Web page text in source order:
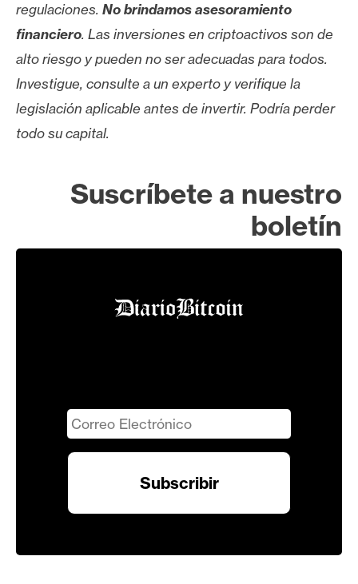
regulaciones. No brindamos asesoramiento
financiero. Las inversiones en criptoactivos son de
alto riesgo y pueden no ser adecuadas para todos.
Investigue, consulte a un experto y verifique la
legislación aplicable antes de invertir. Podría perder
todo su capital.
Suscríbete a nuestro
boletín